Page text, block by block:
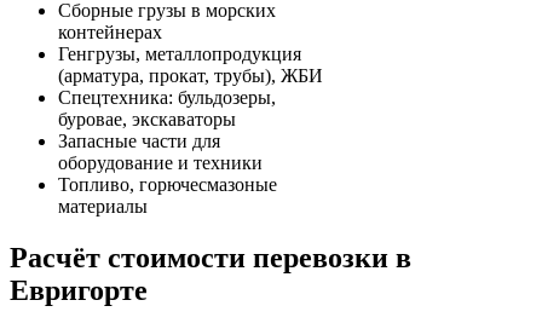
Сборные грузы в морских
контейнерах
Генгрузы, металлопродукция
(арматура, прокат, трубы), ЖБИ
Спецтехника: бульдозеры,
буровае, экскаваторы
Запасные части для
оборудование и техники
Топливо, горючесмазоные
материалы
Расчёт стоимости перевозки в
Евригорте